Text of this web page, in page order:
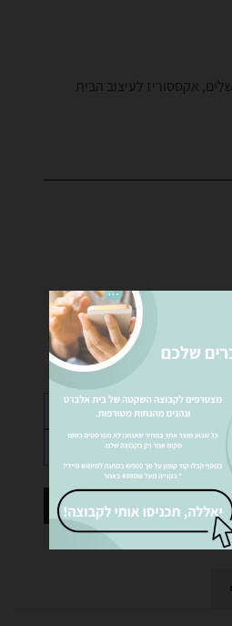
, אקססוריז לעיצוב הבית
פרטים נוספים?
לכם… שלחו לנו הודעה!
של האתר
שליחה